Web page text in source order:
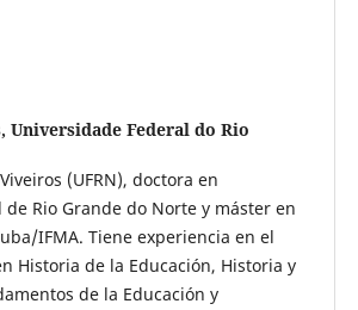
Universidade Federal do Rio
(UFRN), doctora en
Rio Grande do Norte y máster en
IFMA. Tiene experiencia en el
Historia de la Educación, Historia y
de la Educación y